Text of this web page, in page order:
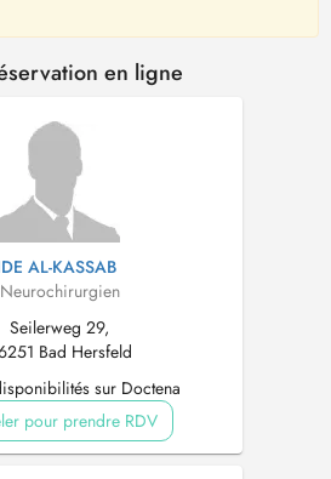
en ligne
AL-KASSAB
Neurochirurgien
Seilerweg 29,
Bad Hersfeld
sur Doctena
pour prendre RDV